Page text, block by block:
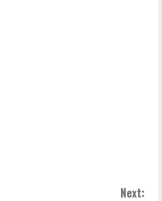
Next: